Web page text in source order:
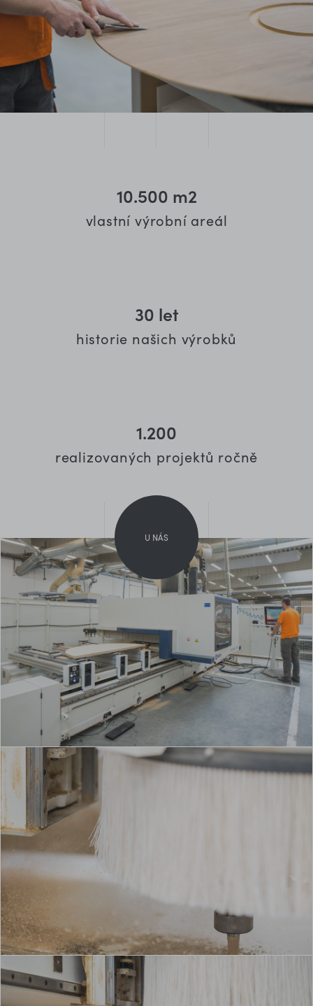
10.500 m2
vlastní výrobní areál
30 let
historie našich výrobků
1.200
realizovaných projektů ročně
U NÁS